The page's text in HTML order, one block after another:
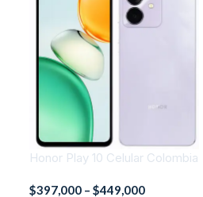
Honor Play 10 Celular Colombia
$397,000 – $449,000